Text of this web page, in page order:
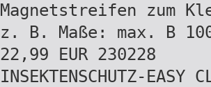
Magnetstreifen zum
z. B. Maße: max. B
22,99 EUR 230228
INSEKTENSCHUTZ-EASY